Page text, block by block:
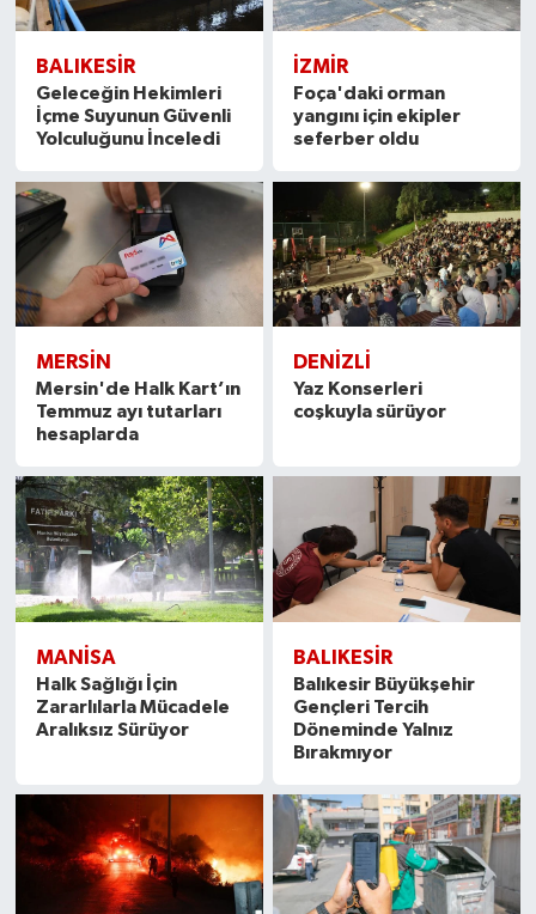
BALIKESIR
Geleceğin Hekimleri
İçme Suyunun Güvenli
Yolculuğunu İnceledi
İZMIR
Foça'daki orman
yangını için ekipler
seferber oldu
MERSIN
Mersin'de Halk Kart’ın
Temmuz ayı tutarları
hesaplarda
DENIZLI
Yaz Konserleri
coşkuyla sürüyor
MANISA
Halk Sağlığı İçin
Zararlılarla Mücadele
Aralıksız Sürüyor
BALIKESIR
Balıkesir Büyükşehir
Gençleri Tercih
Döneminde Yalnız
Bırakmıyor